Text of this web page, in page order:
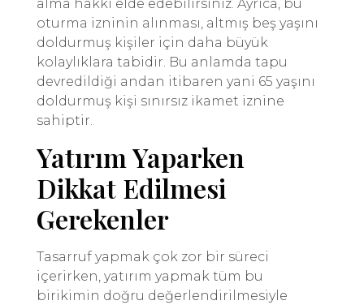
alma hakkı elde edebilirsiniz. Ayrıca, bu
oturma izninin alınması, altmış beş yaşını
doldurmuş kişiler için daha büyük
kolaylıklara tabidir. Bu anlamda tapu
devredildiği andan itibaren yani 65 yaşını
doldurmuş kişi sınırsız ikamet iznine
sahiptir.
Yatırım Yaparken
Dikkat Edilmesi
Gerekenler
Tasarruf yapmak çok zor bir süreci
içerirken, yatırım yapmak tüm bu
birikimin doğru değerlendirilmesiyle